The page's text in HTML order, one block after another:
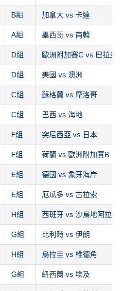
B組 加拿大 vs 卡達
A組 墨西哥 vs 南韓
D組 歐洲附加賽C vs 巴拉圭
D組 美國 vs 澳洲
C組 蘇格蘭 vs 摩洛哥
C組 巴西 vs 海地
F組 突尼西亞 vs 日本
F組 荷蘭 vs 歐洲附加賽B
E組 德國 vs 象牙海岸
E組 厄瓜多 vs 古拉索
H組 西班牙 vs 沙烏地阿拉伯
G組 比利時 vs 伊朗
H組 烏拉圭 vs 維德角
G組 紐西蘭 vs 埃及